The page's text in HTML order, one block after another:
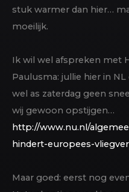
stuk warmer dan hier…
moeilijk.
Ik wil wel afspreken met
Paulusma: jullie hier in
wel as zaterdag geen
wij gewoon opstijgen…
http://www.nu.nl/
hindert-europees-
Maar goed: eerst nog